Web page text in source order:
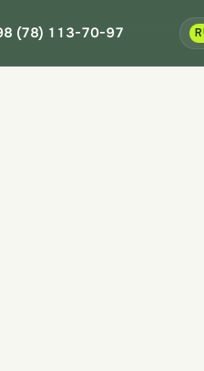
(78) 113-70-97